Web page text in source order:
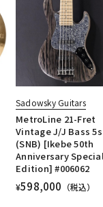
Sadowsky Guitars
MetroLine 21-Fret
Vintage J/J Bass
(SNB) [Ikebe 50th
Anniversary
Edition] #006062
¥598,000 （税込）